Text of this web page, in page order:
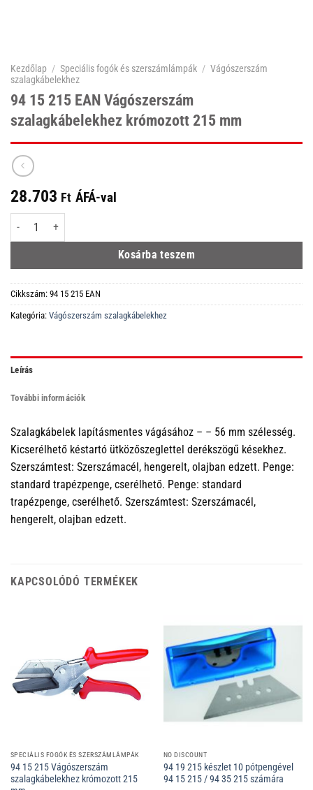
Kezdőlap / Speciális fogók és szerszámlámpák / Vágószerszám
szalagkábelekhez
94 15 215 EAN Vágószerszám
szalagkábelekhez krómozott 215 mm
28.703 Ft ÁFÁ-val
94 15 215 EAN Vágószerszám szalagkábelekhez krómozott 215 mm
Kosárba teszem
Cikkszám: 94 15 215 EAN
Kategória: Vágószerszám szalagkábelekhez
Leírás
További információk
Szalagkábelek lapításmentes vágásához – – 56 mm szélesség.
Kicserélhető késtartó ütközőszeglettel derékszögű késekhez.
Szerszámtest: Szerszámacél, hengerelt, olajban edzett. Penge:
standard trapézpenge, cserélhető. Penge: standard
trapézpenge, cserélhető. Szerszámtest: Szerszámacél,
hengerelt, olajban edzett.
KAPCSOLÓDÓ TERMÉKEK
SPECIÁLIS FOGÓK ÉS SZERSZÁMLÁMPÁK
94 15 215 Vágószerszám
szalagkábelekhez krómozott 215
NO DISCOUNT
94 19 215 készlet 10 pótpengével
94 15 215 / 94 35 215 számára